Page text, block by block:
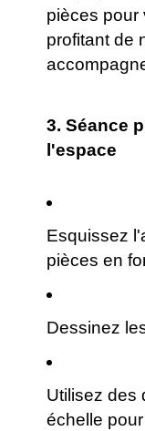
pièces pour
profitant de
3.Séance
l'espace
Esquissez
pièces en
Dessinez
Utilisez des
échelle